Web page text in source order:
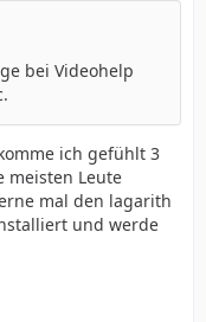
bei Videohelp
ich gefühlt 3
meisten Leute
mal den lagarith
und werde